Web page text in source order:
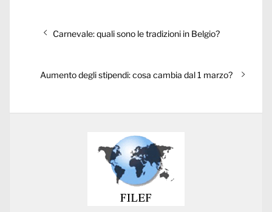
navigation
Previous
Carnevale: quali sono le tradizioni in Belgio?
Next
Aumento degli stipendi: cosa cambia dal 1 marzo?